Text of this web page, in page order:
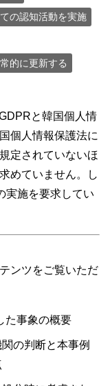
の認知活動を実施
的に更新する
と韓国個人情
個人情報保護法に
定されていないほ
めていません。し
実施を要求してい
ンツをご覧いただ
た事象の概要
の判断と本事例